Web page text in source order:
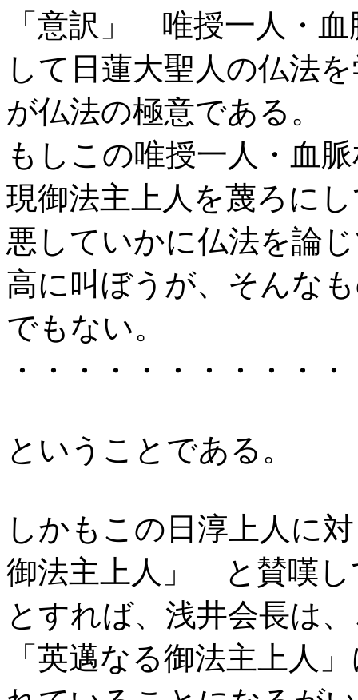
「意訳」 唯授一人・
して日蓮大聖人の仏法
が仏法の極意である。
もしこの唯授一人・血
現御法主上人を蔑ろに
悪していかに仏法を論
高に叫ぼうが、そんな
でもない。
・・・・・・・・・・
ということである。
しかもこの日淳上人に
御法主上人」 と賛嘆し
とすれば、浅井会長は
「英邁なる御法主上人